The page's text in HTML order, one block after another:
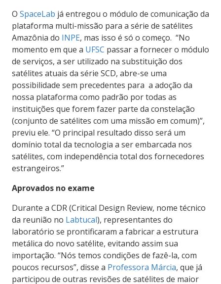
O SpaceLab já entregou o módulo de comunicação da
plataforma multi-missão para a série de satélites
Amazônia do INPE, mas isso é só o começo. “No
momento em que a UFSC passar a fornecer o módulo
de serviços, a ser utilizado na substituição dos
satélites atuais da série SCD, abre-se uma
possibilidade sem precedentes para a adoção da
nossa plataforma como padrão por todas as
instituições que forem fazer parte da constelação
(conjunto de satélites com uma missão em comum)”,
previu ele. “O principal resultado disso será um
domínio total da tecnologia a ser embarcada nos
satélites, com independência total dos fornecedores
estrangeiros.”
Aprovados no exame
Durante a CDR (Critical Design Review, nome técnico
da reunião no Labtucal), representantes do
laboratório se prontificaram a fabricar a estrutura
metálica do novo satélite, evitando assim sua
importação. “Nós temos condições de fazê-la, com
poucos recursos”, disse a Professora Márcia, que já
participou de outras revisões de satélites de maior